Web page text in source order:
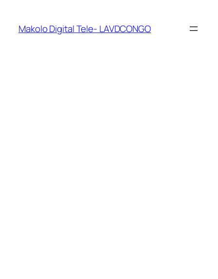
Makolo Digital Tele- LAVDCONGO